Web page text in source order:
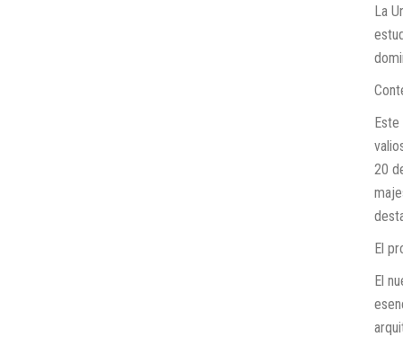
La
20
El
El